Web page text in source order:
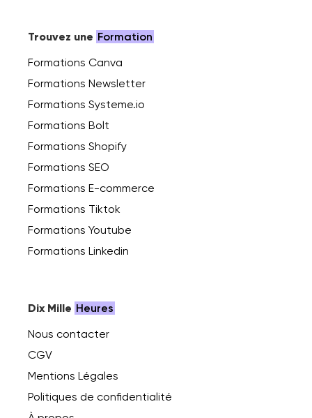
Trouvez une Formation
Formations Canva
Formations Newsletter
Formations Systeme.io
Formations Bolt
Formations Shopify
Formations SEO
Formations E-commerce
Formations Tiktok
Formations Youtube
Formations Linkedin
Dix Mille Heures
Nous contacter
CGV
Mentions Légales
Politiques de confidentialité